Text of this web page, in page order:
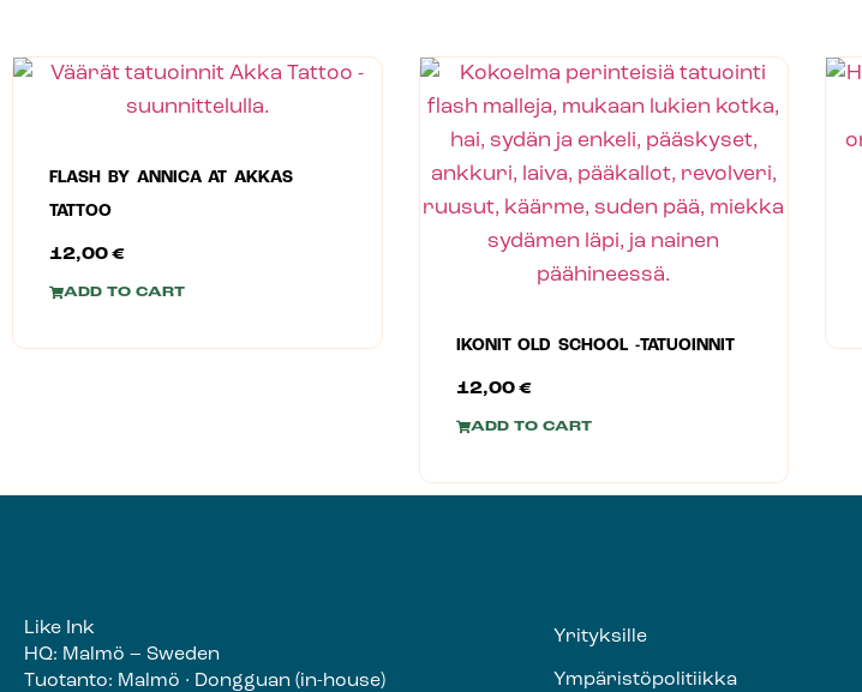
FLASH BY ANNICA AT AKKAS
TATTOO
12,00 €
ADD TO CART
IKONIT OLD SCHOOL -TATUOINNIT
12,00 €
ADD TO CART
Like Ink
HQ: Malmö – Sweden
Tuotanto: Malmö · Dongguan (in-house)
Yrityksille
Ympäristöpolitiikka